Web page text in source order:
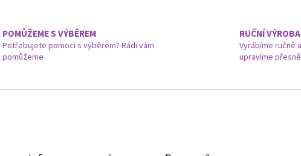
POMŮŽEME S VÝBĚREM
Potřebujete pomoci s výběrem? Rádi vám
pomůžeme
RUČNÍ VÝROBA
Vyrábíme ručně
upravíme